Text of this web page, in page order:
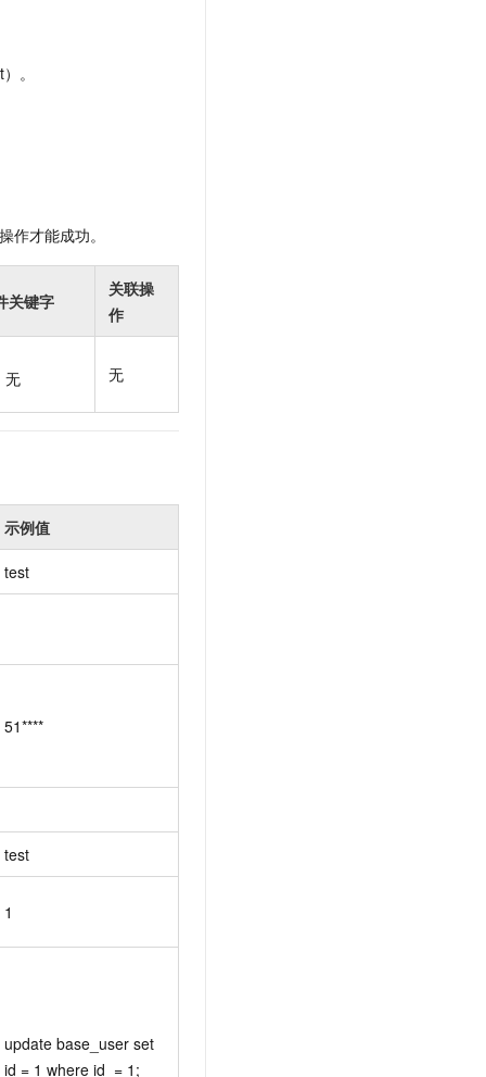
。
作才能成功。
关键字
关联操
作
无 无
示例值
test
51****
test
1
update base_user set
id = 1 where id  = 1;